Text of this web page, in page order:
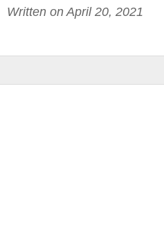
Written on April 20, 2021